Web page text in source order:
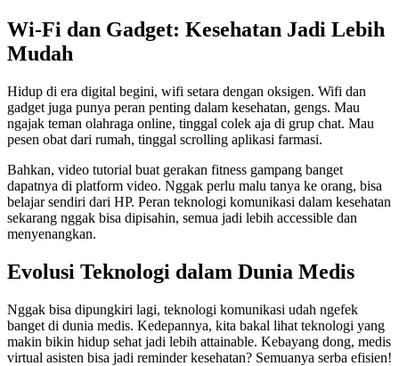
Wi-Fi dan Gadget: Kesehatan Jadi Lebih
Mudah
Hidup di era digital begini, wifi setara dengan oksigen. Wifi dan
gadget juga punya peran penting dalam kesehatan, gengs. Mau
ngajak teman olahraga online, tinggal colek aja di grup chat. Mau
pesen obat dari rumah, tinggal scrolling aplikasi farmasi.
Bahkan, video tutorial buat gerakan fitness gampang banget
dapatnya di platform video. Nggak perlu malu tanya ke orang, bisa
belajar sendiri dari HP. Peran teknologi komunikasi dalam kesehatan
sekarang nggak bisa dipisahin, semua jadi lebih accessible dan
menyenangkan.
Evolusi Teknologi dalam Dunia Medis
Nggak bisa dipungkiri lagi, teknologi komunikasi udah ngefek
banget di dunia medis. Kedepannya, kita bakal lihat teknologi yang
makin bikin hidup sehat jadi lebih attainable. Kebayang dong, medis
virtual asisten bisa jadi reminder kesehatan? Semuanya serba efisien!